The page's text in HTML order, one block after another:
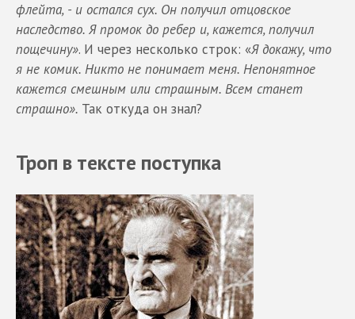
флейта, - и остался сух. Он получил отцовское
наследство. Я промок до ребер и, кажется, получил
пощечину». И через несколько строк: «Я докажу, что
я не комик. Никто не понимает меня. Непонятное
кажется смешным или страшным. Всем станет
страшно». Так откуда он знал?
Троп в тексте поступка